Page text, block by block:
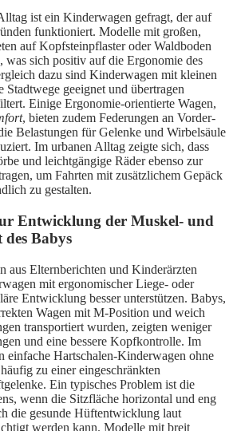
ist ein Kinderwagen gefragt, der auf
funktioniert. Modelle mit großen,
auf Kopfsteinpflaster oder Waldboden
was sich positiv auf die Ergonomie des
dazu sind Kinderwagen mit kleinen
geeignet und übertragen
Einige Ergonomie-orientierte Wagen,
, bieten zudem Federungen an Vorder-
Belastungen für Gelenke und Wirbelsäule
Im urbanen Alltag zeigte sich, dass
und leichtgängige Räder ebenso zur
um Fahrten mit zusätzlichem Gepäck
zu gestalten.
Entwicklung der Muskel- und
des Babys
aus Elternberichten und Kinderärzten
mit ergonomischer Liege- oder
Entwicklung besser unterstützen. Babys,
Wagen mit M-Position und weich
transportiert wurden, zeigten weniger
und eine bessere Kopfkontrolle. Im
einfache Hartschalen-Kinderwagen ohne
zu einer eingeschränkten
Ein typisches Problem ist die
wenn die Sitzfläche horizontal und eng
die gesunde Hüftentwicklung laut
werden kann. Modelle mit breit